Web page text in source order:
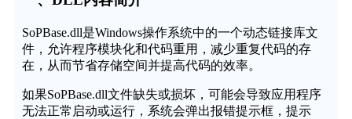
SoPBase.dll是Windows操作系统中的一个动态链接库文
件，允许程序模块化和代码重用，减少重复代码的存
在，从而节省存储空间并提高代码的效率。
如果SoPBase.dll文件缺失或损坏，可能会导致应用程序
无法正常启动或运行，系统会弹出报错提示框，提示